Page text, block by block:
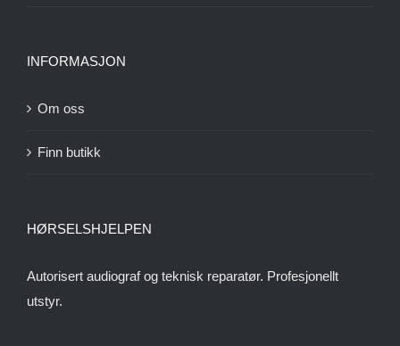
INFORMASJON
Om oss
Finn butikk
HØRSELSHJELPEN
Autorisert audiograf og teknisk reparatør. Profesjonellt
utstyr.